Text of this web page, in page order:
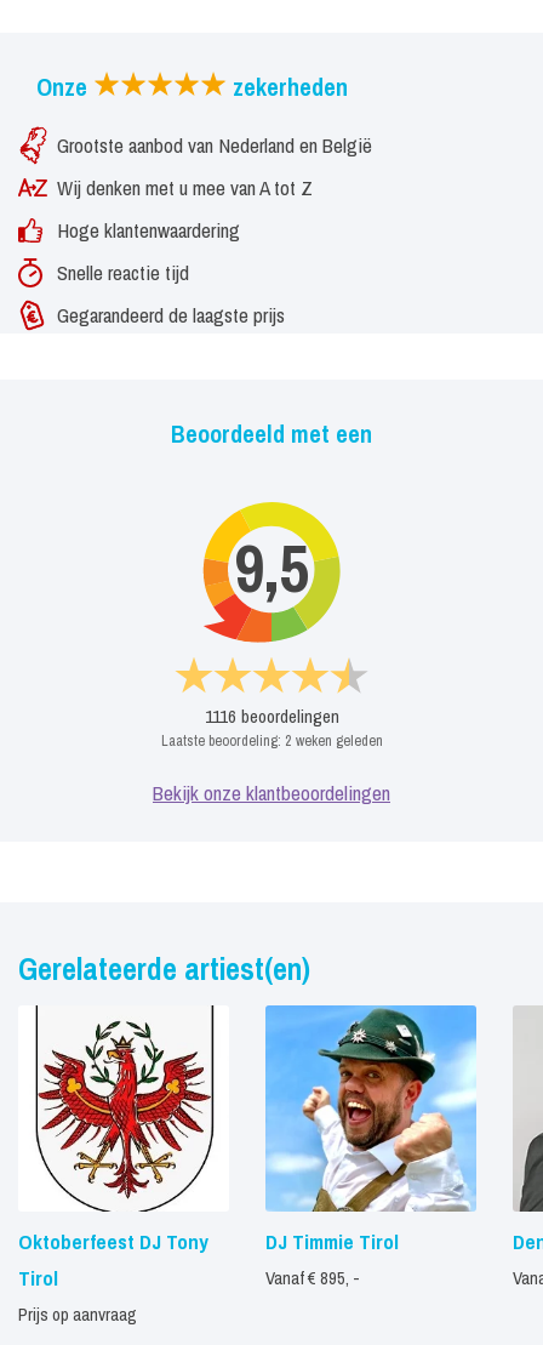
Onze zekerheden
Grootste aanbod van Nederland en België
Wij denken met u mee van A tot Z
Hoge klantenwaardering
Snelle reactie tijd
Gegarandeerd de laagste prijs
Beoordeeld met een
9,5
1116 beoordelingen
Laatste beoordeling: 2 weken geleden
Bekijk onze klantbeoordelingen
Gerelateerde artiest(en)
Oktoberfeest DJ Tony
Tirol
Prijs op aanvraag
DJ Timmie Tirol
Vanaf € 895, -